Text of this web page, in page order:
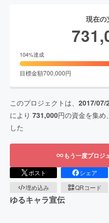
現在の
104%達成
目標金額700,000円
このプロジェクトは、 2017/07/
により 731,000円の資金を集め
した
もう一度プロジ
ポスト シェア
埋め込み
QRコード
ゆるキャラ宣伝